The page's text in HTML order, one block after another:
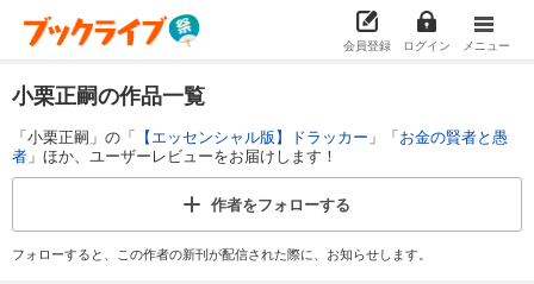
会員登録 ログイン メニュー
小栗正嗣の作品一覧
「小栗正嗣」の「 【エッセンシャル版】ドラッカー 」「お金の賢者と愚
者 」ほか、ユーザーレビューをお届けします！
作者をフォローする
フォローすると、この作者の新刊が配信された際に、お知らせします。